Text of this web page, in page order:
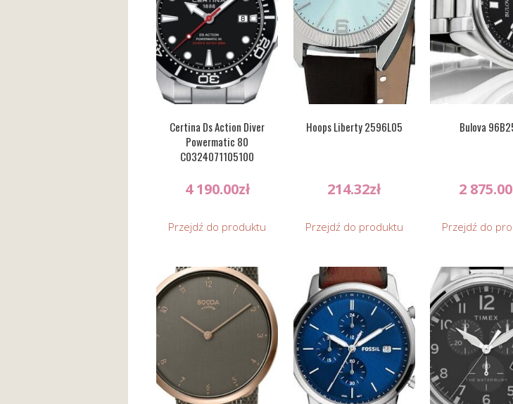
Certina Ds Action Diver
Powermatic 80
C0324071105100
4 190.00zł
Przejdź do produktu
Hoops Liberty 2596L05
214.32zł
Przejdź do produktu
Bulova
2 875.00
Przejdź do